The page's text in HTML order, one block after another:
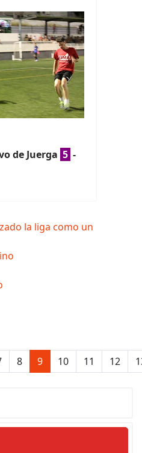
de Juerga 5 -
la liga como un
8 9 10 11 12